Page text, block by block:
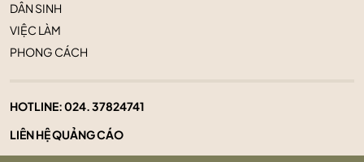
DÂN SINH
VIỆC LÀM
PHONG CÁCH
HOTLINE:024. 37824741
LIÊN HỆ QUẢNG CÁO